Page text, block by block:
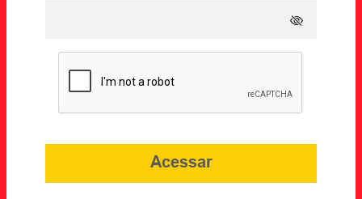
Acessar